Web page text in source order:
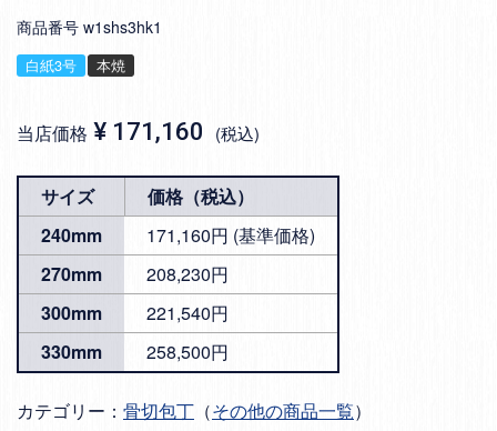
商品番号 w1shs3hk1
白紙3号 本焼
当店価格 ¥ 171,160 税込
サイズ
価格（税込）
240mm
171,160円 (基準価格)
270mm
208,230円
300mm
221,540円
330mm
258,500円
カテゴリー： 骨切包丁 （その他の商品一覧）